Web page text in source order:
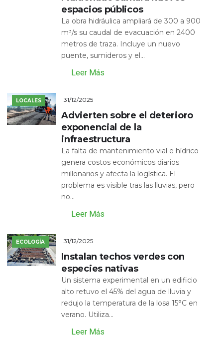
espacios públicos
La obra hidráulica ampliará de 300 a 900
m³/s su caudal de evacuación en 2400
metros de traza. Incluye un nuevo
puente, sumideros y el...
Leer Más
LOCALES 31/12/2025
Advierten sobre el deterioro
exponencial de la
infraestructura
La falta de mantenimiento vial e hídrico
genera costos económicos diarios
millonarios y afecta la logística. El
problema es visible tras las lluvias, pero
no...
Leer Más
ECOLOGÍA 31/12/2025
Instalan techos verdes con
especies nativas
Un sistema experimental en un edificio
alto retuvo el 45% del agua de lluvia y
redujo la temperatura de la losa 15°C en
verano. Utiliza...
Leer Más